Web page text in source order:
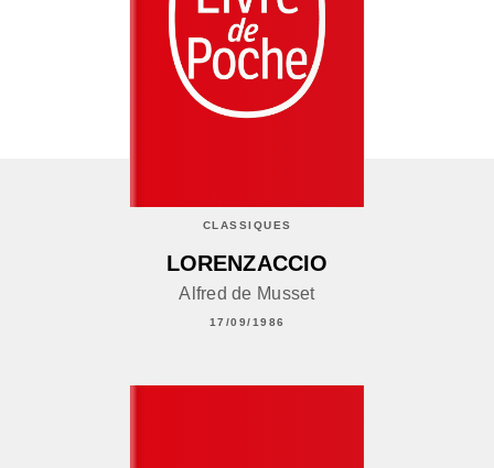
CLASSIQUES
LORENZACCIO
Alfred de Musset
17/09/1986